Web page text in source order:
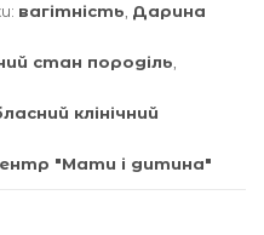
вагітність, Дарина
стан породіль,
клінічний
"Мати і дитина"